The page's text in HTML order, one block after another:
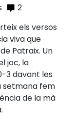
2
els versos
viva que
Patraix. Un
joc, la
3 davant les
setmana fem
de la mà